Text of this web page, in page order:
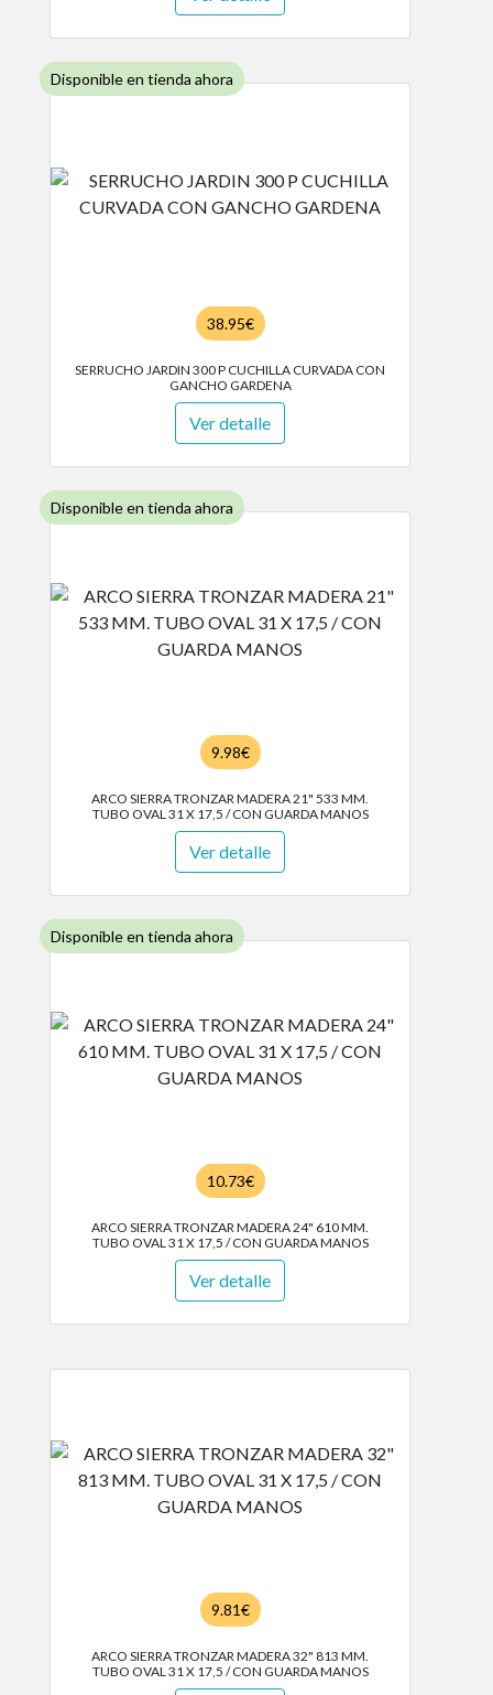
Disponible en tienda ahora
38.95€
SERRUCHO JARDIN 300 P CUCHILLA CURVADA CON
GANCHO GARDENA
Ver detalle
Disponible en tienda ahora
9.98€
ARCO SIERRA TRONZAR MADERA 21" 533 MM.
TUBO OVAL 31 X 17,5 / CON GUARDA MANOS
Ver detalle
Disponible en tienda ahora
10.73€
ARCO SIERRA TRONZAR MADERA 24" 610 MM.
TUBO OVAL 31 X 17,5 / CON GUARDA MANOS
Ver detalle
9.81€
ARCO SIERRA TRONZAR MADERA 32" 813 MM.
TUBO OVAL 31 X 17,5 / CON GUARDA MANOS